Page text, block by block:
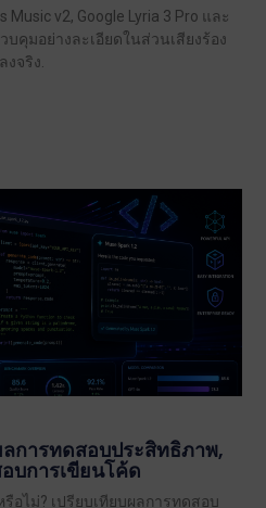
v2, Google Lyria 3 Pro และ
คุมอย่างละเอียดในส่วนเสียงร้อง
งจริง.
ลการทดสอบประสิทธิภาพ,
บการเขียนโค้ด
อไม่? เปรียบเทียบผลการทดสอบ